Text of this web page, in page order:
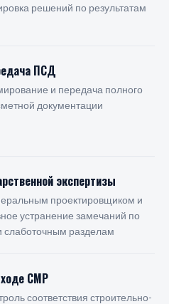
решений по результатам
ПСД
и передача полного
документации
экспертизы
проектировщиком и
устранение замечаний по
слаботочным разделам
СМР
соответствия строительно-